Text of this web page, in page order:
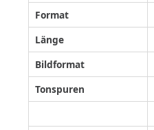
Format
Länge
Bildformat
Tonspuren